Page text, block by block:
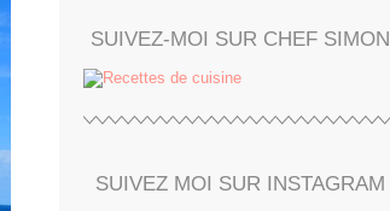
SUIVEZ-MOI SUR CHEF SIMON
SUIVEZ MOI SUR INSTAGRAM